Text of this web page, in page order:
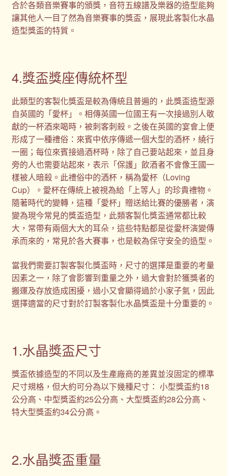
合於各類音樂賽事的頒獎，音符五線譜及樂器的造型能夠
讓其他人一目了然為音樂賽事的獎盃，展現此客製化水晶
造型獎盃的特質。
4.獎盃獎座傳統杯型
此類型的客製化獎盃是較為傳統且普遍的，此獎盃造型源
自英國的「愛杯」。相傳英國一位國王有一次接過別人敬
獻的一杯酒來喝時，被刺客刺殺。之後在英國的宴會上便
形成了一種禮俗：來賓中依序傳遞一個大型的酒杯，繞行
一圈；每位來賓接過酒杯時，除了自己要站起來，並且身
旁的人也需要站起來，表示「保護」飲酒者不會像王國一
樣被人暗殺。此禮俗中的酒杯，稱為愛杯（Loving
Cup）。愛杯在傳統上被視為給「上等人」的珍貴禮物。
隨著時代的變轉，這種「愛杯」贈送給比賽的優勝者，演
變為現今常見的獎盃造型，此類客製化獎盃通常都比較
大，常帶有兩個大大的耳朵，這些特點都是從愛杯演變傳
承而來的，常見於各大賽事，也是較為保守安全的造型。
當我們需要訂製客製化獎盃時，尺寸的選擇是重要的考量
因素之一，除了會影響到重量之外，過大會對於獲獎者的
搬運及存放造成困擾，過小又會顯得過於小家子氣，因此
選擇適當的尺寸對於訂製客製化水晶獎盃是十分重要的。
1.水晶獎盃尺寸
獎盃依據造型的不同以及生產廠商的差異並沒固定的標準
尺寸規格，但大約可分為以下幾種尺寸： 小型獎盃約18
公分高、中型獎盃約25公分高、大型獎盃約28公分高、
特大型獎盃約34公分高。
2.水晶獎盃重量